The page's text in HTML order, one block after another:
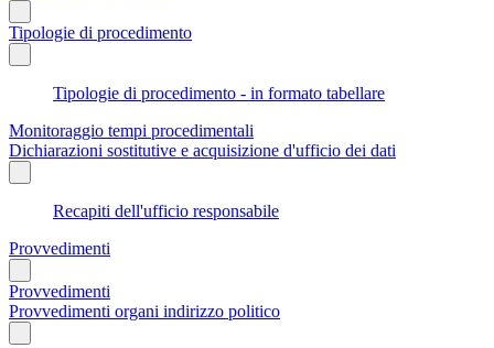
Tipologie di procedimento
Tipologie di procedimento - in formato tabellare
Monitoraggio tempi procedimentali
Dichiarazioni sostitutive e acquisizione d'ufficio dei dati
Recapiti dell'ufficio responsabile
Provvedimenti
Provvedimenti
Provvedimenti organi indirizzo politico